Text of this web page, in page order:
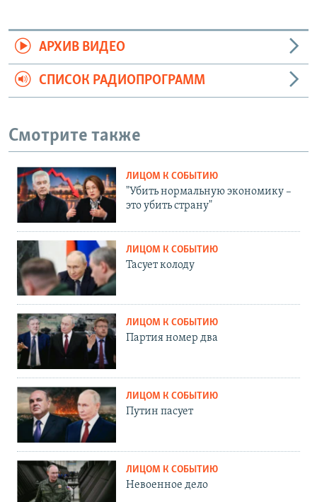
АРХИВ ВИДЕО
СПИСОК РАДИОПРОГРАММ
Смотрите также
ЛИЦОМ К СОБЫТИЮ
"Убить нормальную экономику –
это убить страну"
ЛИЦОМ К СОБЫТИЮ
Тасует колоду
ЛИЦОМ К СОБЫТИЮ
Партия номер два
ЛИЦОМ К СОБЫТИЮ
Путин пасует
ЛИЦОМ К СОБЫТИЮ
Невоенное дело